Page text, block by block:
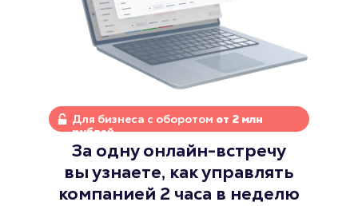
За одну онлайн-встречу
вы узнаете, как управлять
компанией 2 часа в неделю
Для бизнеса с оборотом от 2 млн
рублей